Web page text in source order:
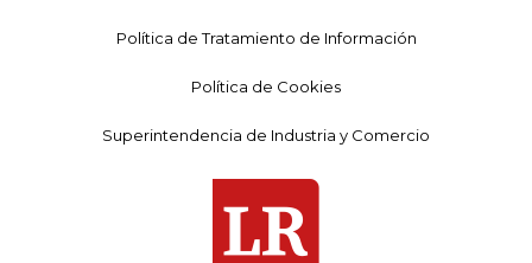
Política de Tratamiento de Información
Política de Cookies
Superintendencia de Industria y Comercio